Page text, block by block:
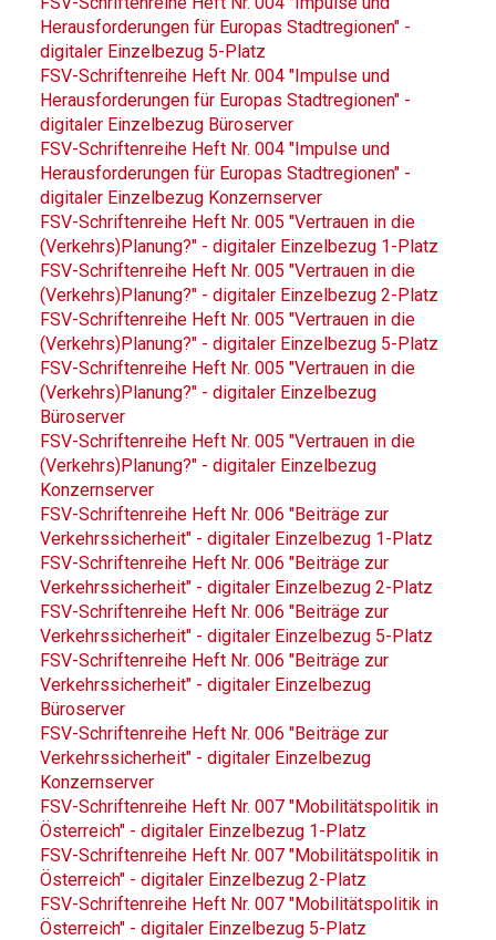
Herausforderungen für Europas Stadtregionen" -
digitaler Einzelbezug 5-Platz
FSV-Schriftenreihe Heft Nr. 004 "Impulse und
Herausforderungen für Europas Stadtregionen" -
digitaler Einzelbezug Büroserver
FSV-Schriftenreihe Heft Nr. 004 "Impulse und
Herausforderungen für Europas Stadtregionen" -
digitaler Einzelbezug Konzernserver
FSV-Schriftenreihe Heft Nr. 005 "Vertrauen in die
(Verkehrs)Planung?" - digitaler Einzelbezug 1-Platz
FSV-Schriftenreihe Heft Nr. 005 "Vertrauen in die
(Verkehrs)Planung?" - digitaler Einzelbezug 2-Platz
FSV-Schriftenreihe Heft Nr. 005 "Vertrauen in die
(Verkehrs)Planung?" - digitaler Einzelbezug 5-Platz
FSV-Schriftenreihe Heft Nr. 005 "Vertrauen in die
(Verkehrs)Planung?" - digitaler Einzelbezug
Büroserver
FSV-Schriftenreihe Heft Nr. 005 "Vertrauen in die
(Verkehrs)Planung?" - digitaler Einzelbezug
Konzernserver
FSV-Schriftenreihe Heft Nr. 006 "Beiträge zur
Verkehrssicherheit" - digitaler Einzelbezug 1-Platz
FSV-Schriftenreihe Heft Nr. 006 "Beiträge zur
Verkehrssicherheit" - digitaler Einzelbezug 2-Platz
FSV-Schriftenreihe Heft Nr. 006 "Beiträge zur
Verkehrssicherheit" - digitaler Einzelbezug 5-Platz
FSV-Schriftenreihe Heft Nr. 006 "Beiträge zur
Verkehrssicherheit" - digitaler Einzelbezug
Büroserver
FSV-Schriftenreihe Heft Nr. 006 "Beiträge zur
Verkehrssicherheit" - digitaler Einzelbezug
Konzernserver
FSV-Schriftenreihe Heft Nr. 007 "Mobilitätspolitik in
Österreich" - digitaler Einzelbezug 1-Platz
FSV-Schriftenreihe Heft Nr. 007 "Mobilitätspolitik in
Österreich" - digitaler Einzelbezug 2-Platz
FSV-Schriftenreihe Heft Nr. 007 "Mobilitätspolitik in
Österreich" - digitaler Einzelbezug 5-Platz